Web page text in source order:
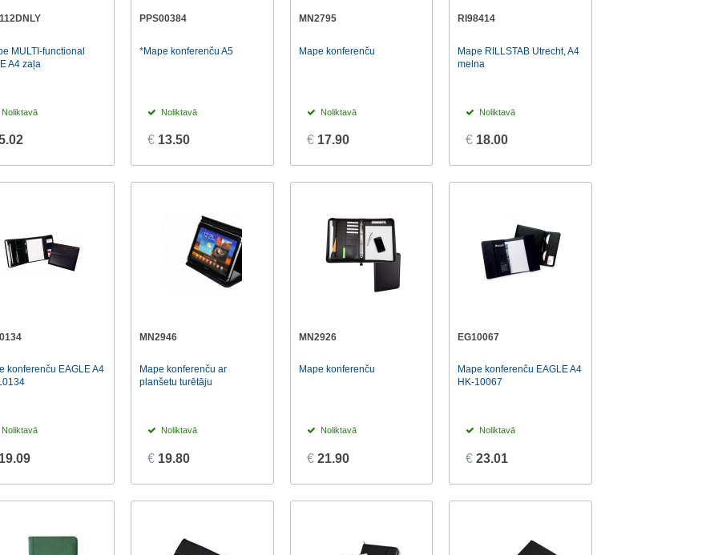
MULTI-functional
A4 zaļa
Noliktavā
PPS00384
*Mape konferenču A5
Noliktavā
€ 13.50
MN2795
Mape konferenču
Noliktavā
€ 17.90
RI98414
Mape RILLSTAB Utrecht, A4
melna
Noliktavā
€ 18.00
konferenču EAGLE A4
Noliktavā
19.09
MN2946
Mape konferenču ar
planšetu turētāju
Noliktavā
€ 19.80
MN2926
Mape konferenču
Noliktavā
€ 21.90
EG10067
Mape konferenču EAGLE A4
HK-10067
Noliktavā
€ 23.01